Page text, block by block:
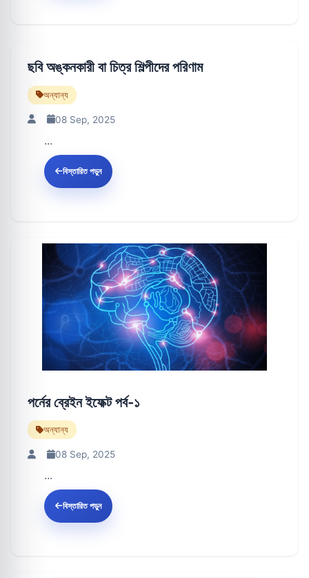
ছবি অঙ্কনকারী বা চিত্র শিল্পীদের পরিণাম
অন্যান্য
08 Sep, 2025
...
বিস্তারিত পড়ুন
পর্নের ব্রেইন ইফেক্ট পর্ব-১
অন্যান্য
08 Sep, 2025
...
বিস্তারিত পড়ুন